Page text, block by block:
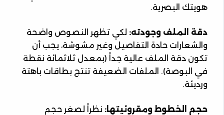
هويتك البصرية.
دقة الملف وجودته: لكي تظهر النصوص واضحة
والشعارات حادة التفاصيل وغير مشوشة، يجب أن
تكون دقة الملف عالية جداً (بمعدل ثلاثمائة نقطة
في البوصة). الملفات الضعيفة تنتج بطاقات باهتة
ورديئة.
حجم الخطوط ومقروئيتها: نظراً لصغر حجم